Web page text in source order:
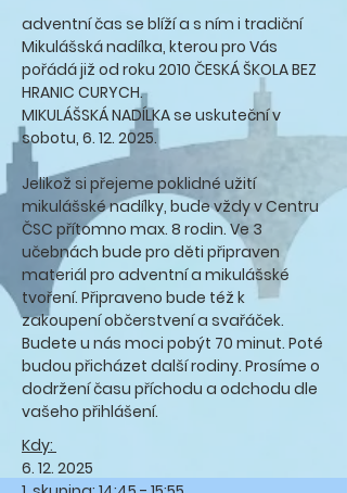
adventní čas se blíží a s ním i tradiční
Mikulášská nadílka, kterou pro Vás
pořádá již od roku 2010 ČESKÁ ŠKOLA BEZ
HRANIC CURYCH.
MIKULÁŠSKÁ NADÍLKA se uskuteční v
sobotu, 6. 12. 2025.
Jelikož si přejeme poklidné užití
mikulášské nadílky, bude vždy v Centru
ČSC přítomno max. 8 rodin. Ve 3
učebnách bude pro děti připraven
materiál pro adventní a mikulášské
tvoření. Připraveno bude též k
zakoupení občerstvení a svařáček.
Budete u nás moci pobýt 70 minut. Poté
budou přicházet další rodiny. Prosíme o
dodržení času příchodu a odchodu dle
vašeho přihlášení.
Kdy:
6. 12. 2025